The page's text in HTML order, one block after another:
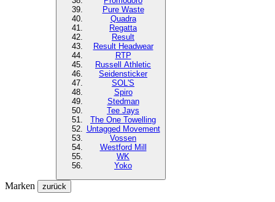
Pure Waste
Quadra
Regatta
Result
Result Headwear
RTP
Russell Athletic
Seidensticker
SOL'S
Spiro
Stedman
Tee Jays
The One Towelling
Untagged Movement
Vossen
Westford Mill
WK
Yoko
Marken zurück